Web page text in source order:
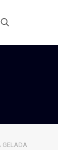
GELADA